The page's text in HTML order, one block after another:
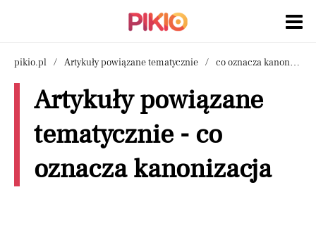
pikio.pl Artykuły powiązane tematycznie co oznacza kanonizacja
Artykuły powiązane
tematycznie - co
oznacza kanonizacja